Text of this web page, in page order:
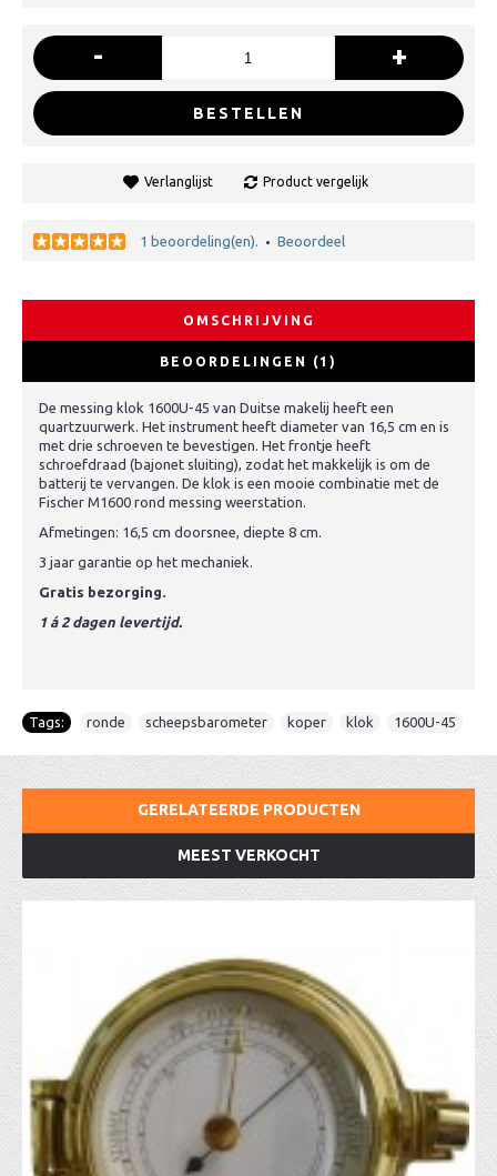
- +
BESTELLEN
Verlanglijst Product vergelijk
1 beoordeling(en). • Beoordeel
OMSCHRIJVING
BEOORDELINGEN (1)
De messing klok 1600U-45 van Duitse makelij heeft een
quartzuurwerk. Het instrument heeft diameter van 16,5 cm en is
met drie schroeven te bevestigen. Het frontje heeft
schroefdraad (bajonet sluiting), zodat het makkelijk is om de
batterij te vervangen. De klok is een mooie combinatie met de
Fischer M1600 rond messing weerstation.
Afmetingen: 16,5 cm doorsnee, diepte 8 cm.
3 jaar garantie op het mechaniek.
Gratis bezorging.
1 á 2 dagen levertijd.
Tags: ronde scheepsbarometer koper klok 1600U-45
GERELATEERDE PRODUCTEN
MEEST VERKOCHT